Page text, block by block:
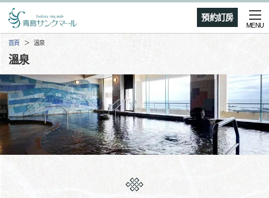
預約訂房
MENU
首頁 溫泉
溫泉